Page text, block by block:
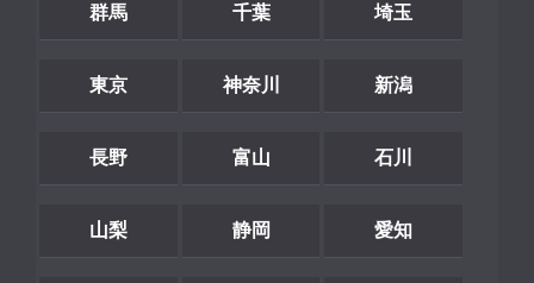
群馬 千葉 埼玉
東京 神奈川 新潟
長野 富山 石川
山梨 静岡 愛知